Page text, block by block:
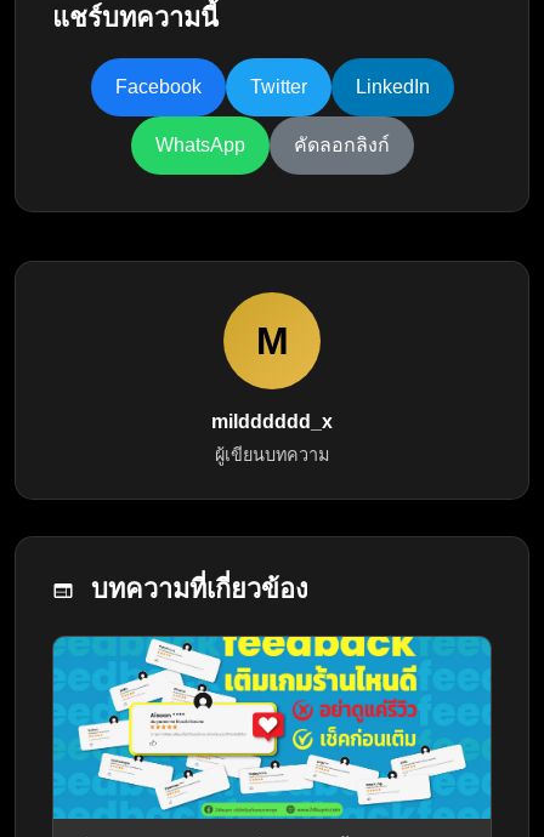
แชร์บทความนี้
Facebook Twitter LinkedIn
WhatsApp คัดลอกลิงก์
M
mildddddd_x
ผู้เขียนบทความ
บทความที่เกี่ยวข้อง